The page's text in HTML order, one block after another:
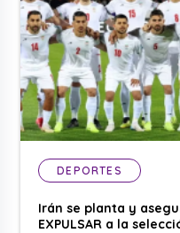
DEPORTES
Irán se planta y
EXPULSAR a la